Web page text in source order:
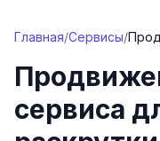
Главная/Сервисы/
сервиса